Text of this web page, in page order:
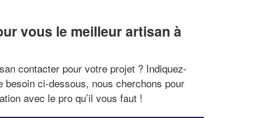
vous le meilleur artisan à
contacter pour votre projet ? Indiquez-
besoin ci-dessous, nous cherchons pour
avec le pro qu’il vous faut !